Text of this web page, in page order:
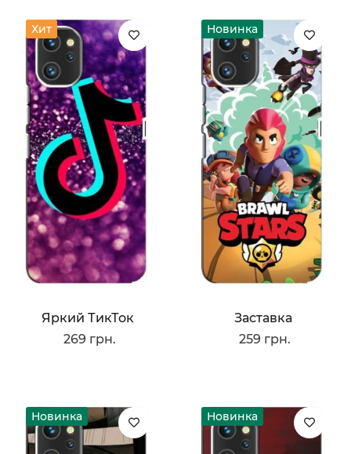
Хит
Яркий ТикТок
269 грн.
Новинка
Заставка
259 грн.
Новинка Новинка